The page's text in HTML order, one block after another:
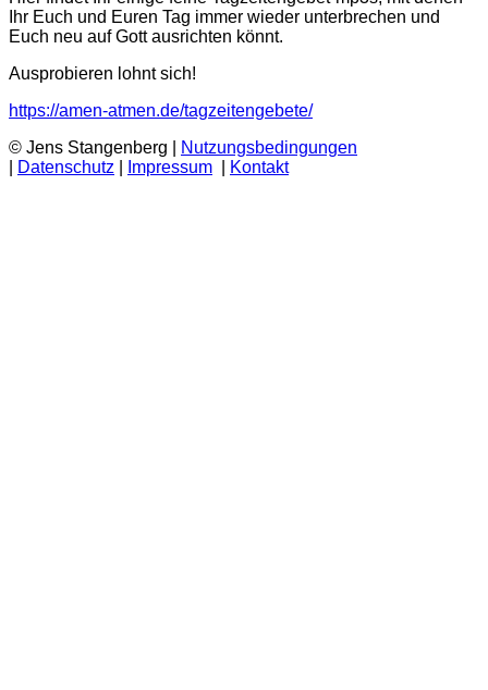
Ihr Euch und Euren Tag immer wieder unterbrechen und
Euch neu auf Gott ausrichten könnt.
Ausprobieren lohnt sich!
https://amen-atmen.de/tagzeitengebete/
© Jens Stangenberg |
Nutzungsbedingungen
Datenschutz Impressum Kontakt